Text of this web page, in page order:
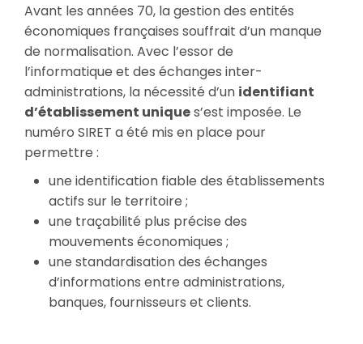
Avant les années 70, la gestion des entités
économiques françaises souffrait d’un manque
de normalisation. Avec l’essor de
l’informatique et des échanges inter-
administrations, la nécessité d’un identifiant
d’établissement uniques’est imposée. Le
numéro SIRET a été mis en place pour
permettre :
une identification fiable des établissements
actifs sur le territoire ;
une traçabilité plus précise des
mouvements économiques ;
une standardisation des échanges
d’informations entre administrations,
banques, fournisseurs et clients.